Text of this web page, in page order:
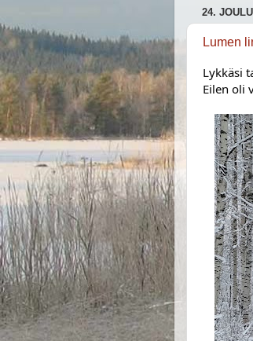
24.
Lumen
Lykkäsi